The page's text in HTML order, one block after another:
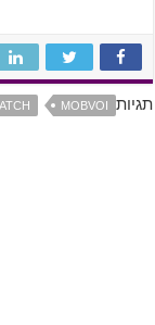
תגיות MOBVOI